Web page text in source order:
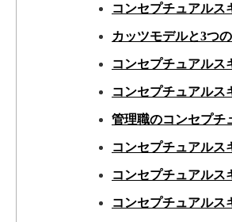
コンセプチュアルス
カッツモデルと3つ
コンセプチュアルス
コンセプチュアルス
管理職のコンセプチ
コンセプチュアルス
コンセプチュアルス
コンセプチュアルス